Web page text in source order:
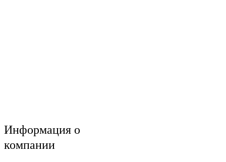
Информация о
компании